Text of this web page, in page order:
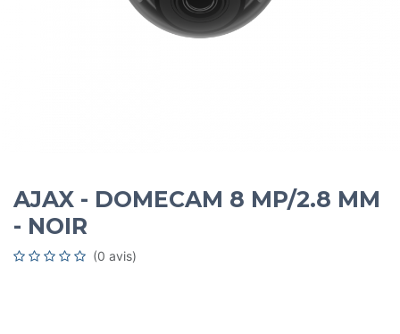
AJAX - DOMECAM 8 MP/2.8 MM
- NOIR
(0 avis)